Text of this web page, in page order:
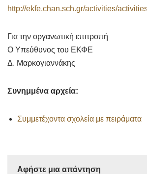
http://ekfe.chan.sch.gr/activities/
Για την οργανωτική επιτροπή
Ο Υπεύθυνος του ΕΚΦΕ
Δ. Μαρκογιαννάκης
Συνημμένα αρχεία:
Συμμετέχοντα σχολεία με πειράματα
Αφήστε μια απάντηση